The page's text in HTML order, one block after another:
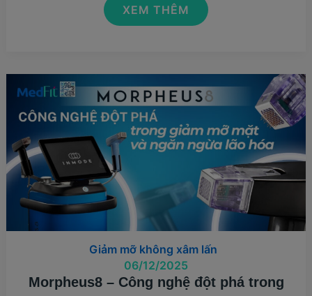
CÔNG
MỠ
VÀ
SĂN
CHẮC
LÀN
DA
KHÔNG
LẤN
XEM THÊM
Morpheus8 – Công nghệ đột phá trong
Giảm mỡ không xâm lấn
06/12/2025